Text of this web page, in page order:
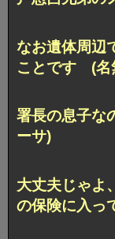
なお遺体周辺
ことです (名
署長の息子な
ーサ)
大丈夫じゃよ
の保険に入